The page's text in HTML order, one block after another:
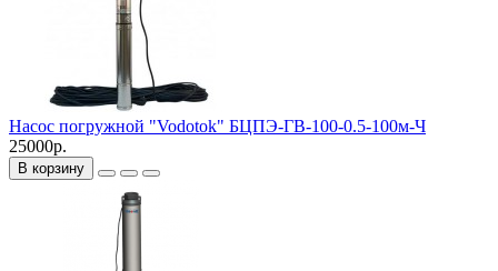
Насос погружной "Vodotok" БЦПЭ-ГВ-100-0.5-100м-Ч
25000р.
В корзину